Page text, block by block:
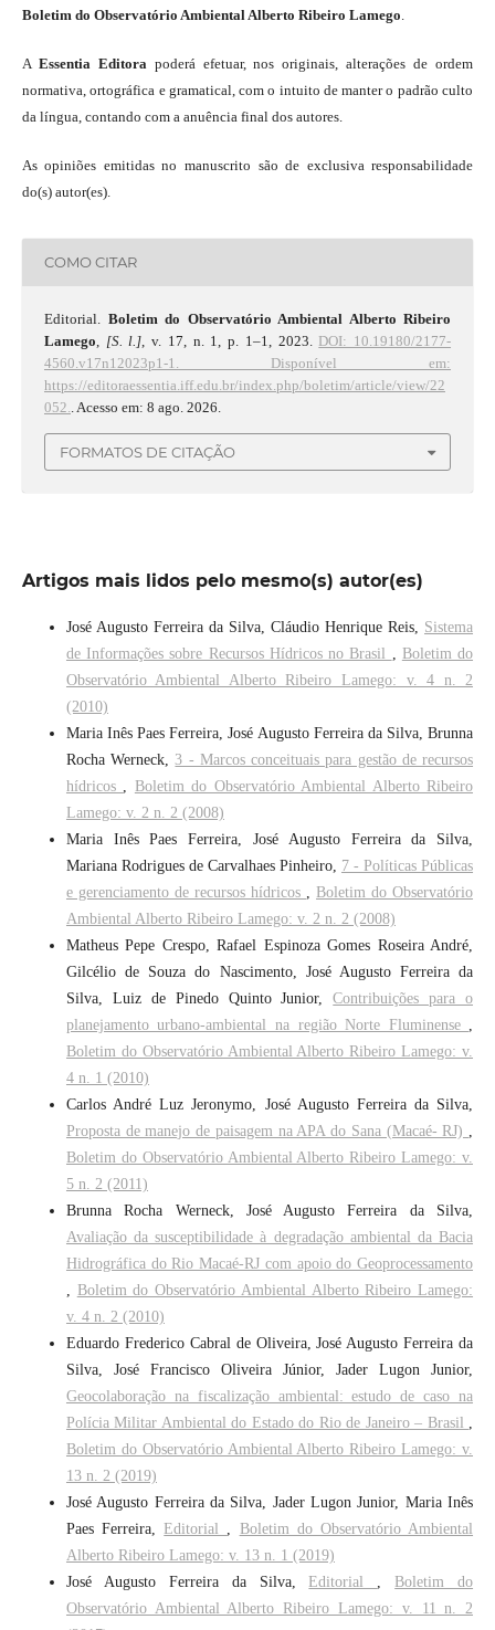
Boletim do Observatório Ambiental Alberto Ribeiro Lamego
A Essentia Editora poderá efetuar, nos originais, alterações de ordem
normativa, ortográfica e gramatical, com o intuito de manter o padrão culto
da língua, contando com a anuência final dos autores.
As opiniões emitidas no manuscrito são de exclusiva responsabilidade
do(s) autor(es).
COMO CITAR
Editorial. Boletim do Observatório Ambiental Alberto Ribeiro
Lamego
[S. l.] , v. 17, n. 1, p. 1–1, 2023. DOI: 10.19180/2177-
4560.v17n12023p1-1.
Disponível em:
https://editoraessentia.iff.edu.br/index.php/boletim/article/view/22
052.
. Acesso em: 8 ago. 2026.
FORMATOS DE CITAÇÃO
Artigos mais lidos pelo mesmo(s) autor(es)
José Augusto Ferreira da Silva, Cláudio Henrique Reis, Sistema
de Informações sobre Recursos Hídricos no Brasil , Boletim do
Observatório Ambiental Alberto Ribeiro Lamego: v. 4 n. 2
(2010)
Maria Inês Paes Ferreira, José Augusto Ferreira da Silva, Brunna
Rocha Werneck,3 - Marcos conceituais para gestão de recursos
hídricos , Boletim do Observatório Ambiental Alberto Ribeiro
Lamego: v. 2 n. 2 (2008)
Maria Inês Paes Ferreira, José Augusto Ferreira da Silva,
Mariana Rodrigues de Carvalhaes Pinheiro, 7 - Políticas Públicas
e gerenciamento de recursos hídricos , Boletim do Observatório
Ambiental Alberto Ribeiro Lamego: v. 2 n. 2 (2008)
Matheus Pepe Crespo, Rafael Espinoza Gomes Roseira André,
Gilcélio de Souza do Nascimento, José Augusto Ferreira da
Silva, Luiz de Pinedo Quinto Junior,Contribuições para o
planejamento urbano-ambiental na região Norte Fluminense ,
Boletim do Observatório Ambiental Alberto Ribeiro Lamego: v.
4 n. 1 (2010)
Carlos André Luz Jeronymo, José Augusto Ferreira da Silva,
Proposta de manejo de paisagem na APA do Sana (Macaé- RJ) ,
Boletim do Observatório Ambiental Alberto Ribeiro Lamego: v.
5 n. 2 (2011)
Brunna Rocha Werneck, José Augusto Ferreira da Silva,
Avaliação da susceptibilidade à degradação ambiental da Bacia
Hidrográfica do Rio Macaé-RJ com apoio do Geoprocessamento
, Boletim do Observatório Ambiental Alberto Ribeiro Lamego:
v. 4 n. 2 (2010)
Eduardo Frederico Cabral de Oliveira, José Augusto Ferreira da
Silva, José Francisco Oliveira Júnior, Jader Lugon Junior,
Geocolaboração na fiscalização ambiental: estudo de caso na
Polícia Militar Ambiental do Estado do Rio de Janeiro – Brasil ,
Boletim do Observatório Ambiental Alberto Ribeiro Lamego: v.
13 n. 2 (2019)
José Augusto Ferreira da Silva, Jader Lugon Junior, Maria Inês
Paes Ferreira, Editorial , Boletim do Observatório Ambiental
Alberto Ribeiro Lamego: v. 13 n. 1 (2019)
José Augusto Ferreira da Silva, Editorial , Boletim do
Observatório Ambiental Alberto Ribeiro Lamego: v. 11 n. 2